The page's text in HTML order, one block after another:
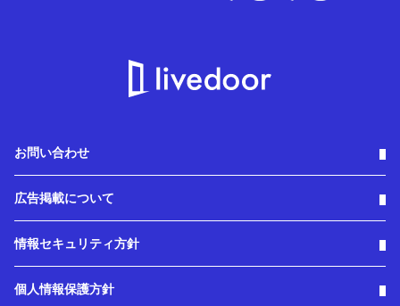
お問い合わせ
広告掲載について
情報セキュリティ方針
個人情報保護方針